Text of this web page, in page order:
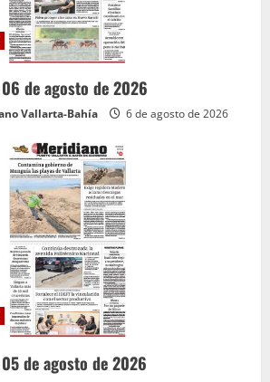
de agosto de 2026
Vallarta-Bahía 6 de agosto de 2026
de agosto de 2026